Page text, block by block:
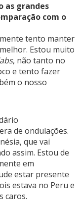
as grandes
com o
tento manter
Estou muito
, não tanto no
e tento fazer
o nosso
de ondulações.
que vai
assim. Estou de
em
estar presente
estava no Peru e
caros.